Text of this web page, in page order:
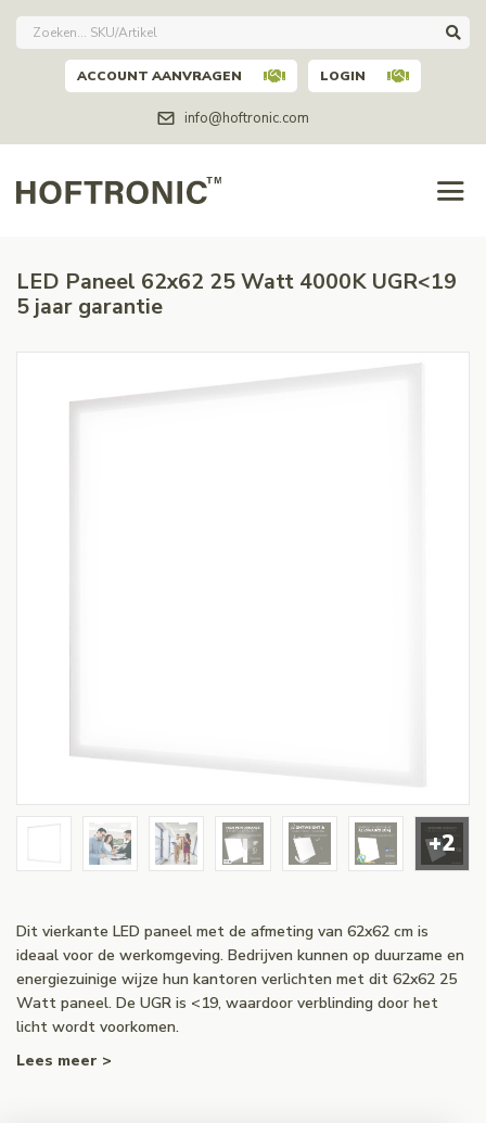
info@hoftronic.com
ACCOUNT AANVRAGEN LOGIN
LED Paneel 62x62 25 Watt 4000K UGR<19
5 jaar garantie
+2
Dit vierkante LED paneel met de afmeting van 62x62 cm is
ideaal voor de werkomgeving. Bedrijven kunnen op duurzame en
energiezuinige wijze hun kantoren verlichten met dit 62x62 25
Watt paneel. De UGR is <19, waardoor verblinding door het
licht wordt voorkomen.
Lees meer >